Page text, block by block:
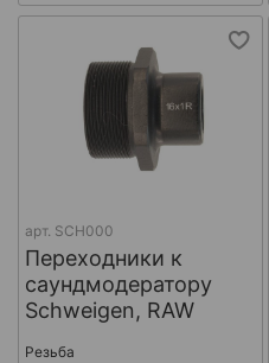
арт. SCH000
Переходники к
саундмодератору
Schweigen, RAW
Резьба